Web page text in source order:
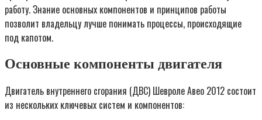
работу. Знание основных компонентов и принципов работы
позволит владельцу лучше понимать процессы, происходящие
под капотом.
Основные компоненты двигателя
Двигатель внутреннего сгорания (ДВС) Шевроле Авео 2012 состоит
из нескольких ключевых систем и компонентов: